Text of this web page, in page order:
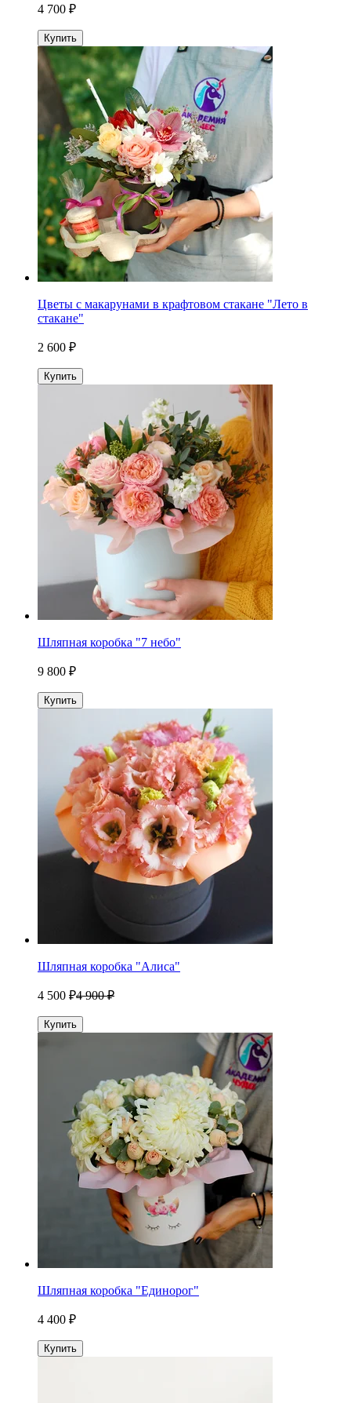
4 700 ₽
Купить
Цветы с макарунами в крафтовом стакане "Лето в
стакане"
2 600 ₽
Купить
Шляпная коробка "7 небо"
9 800 ₽
Купить
Шляпная коробка "Алиса"
4 500 ₽4 900 ₽
Купить
Шляпная коробка "Единорог"
4 400 ₽
Купить